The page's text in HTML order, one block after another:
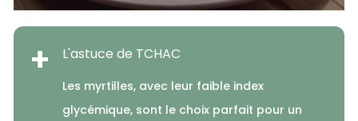
+ L'astuce de TCHAC
Les myrtilles, avec leur faible index
glycémique, sont le choix parfait pour un